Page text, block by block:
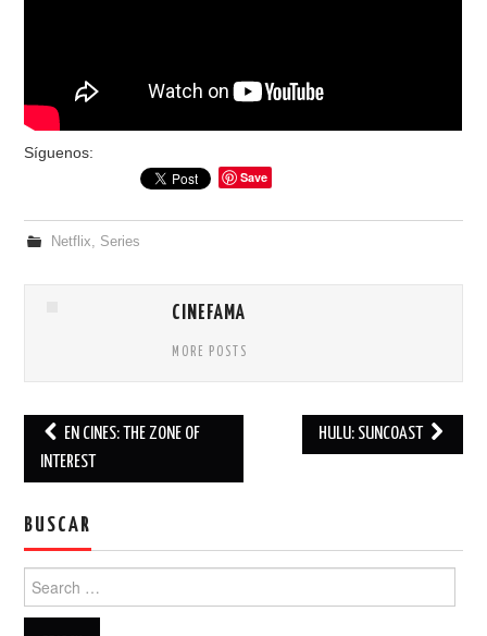
Síguenos:
Save
Netflix, Series
CINEFAMA
MORE POSTS
Post navigation
EN CINES: THE ZONE OF
INTEREST
HULU: SUNCOAST
BUSCAR
Search for: